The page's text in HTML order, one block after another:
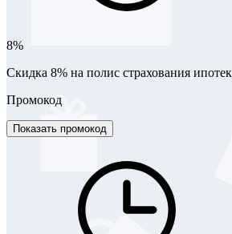
8%
Скидка 8% на полис страхования
Промокод
Показать промокод